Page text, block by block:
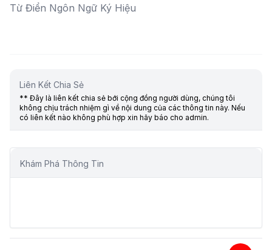
Từ Điển Ngôn Ngữ Ký Hiệu
Liên Kết Chia Sẻ
** Đây là liên kết chia sẻ bới cộng đồng người dùng, chúng tôi
không chịu trách nhiệm gì về nội dung của các thông tin này. Nếu
có liên kết nào không phù hợp xin hãy báo cho admin.
Khám Phá Thông Tin